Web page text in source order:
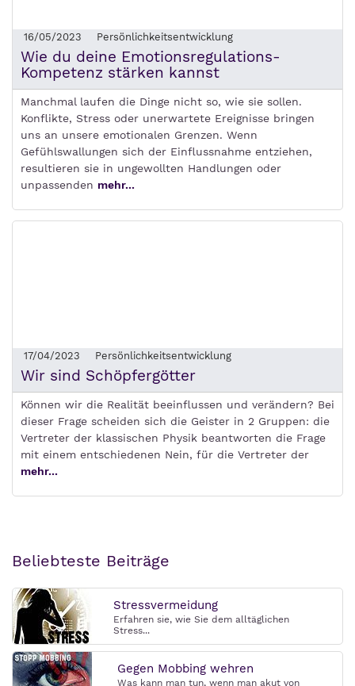
16/05/2023 Persönlichkeitsentwicklung
Wie du deine Emotionsregulations-
Kompetenz stärken kannst
Manchmal laufen die Dinge nicht so, wie sie sollen.
Konflikte, Stress oder unerwartete Ereignisse bringen
uns an unsere emotionalen Grenzen. Wenn
Gefühlswallungen sich der Einflussnahme entziehen,
resultieren sie in ungewollten Handlungen oder
unpassenden mehr...
17/04/2023 Persönlichkeitsentwicklung
Wir sind Schöpfergötter
Können wir die Realität beeinflussen und verändern? Bei
dieser Frage scheiden sich die Geister in 2 Gruppen: die
Vertreter der klassischen Physik beantworten die Frage
mit einem entschiedenen Nein, für die Vertreter der
mehr...
Beliebteste Beiträge
Stressvermeidung
Erfahren sie, wie Sie dem alltäglichen
Stress...
Gegen Mobbing wehren
Was kann man tun, wenn man akut von